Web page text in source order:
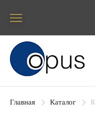
Блок поиска
Главная Каталог